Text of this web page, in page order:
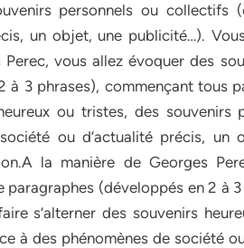
personnels ou collectifs
un objet, une publicité…).
vous allez évoquer des
3 phrases), commençant tous
ou tristes, des souvenirs
ou d’actualité précis, un
la manière de Georges
paragraphes (développés en 2 à
s’alterner des souvenirs
à des phénomènes de société